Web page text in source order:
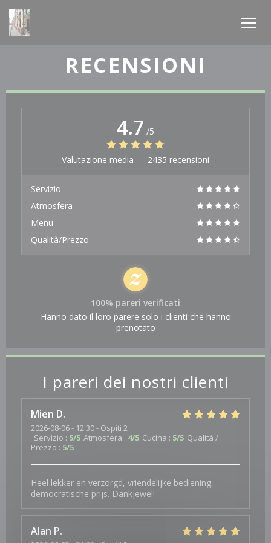
Personalizzazione delle tue scelte sui cookie
RECENSIONI
I pareri dei nostri clienti
Mien D
2026-08-06- 12:30 - Ospiti 2
Servizio : 5/5 Atmosfera : 4/5 Cucina : 5/5 Qualità /
Prezzo : 5/5
Heel lekker en verzorgd, vriendelijke bediening,
democratische prijs. Dankjewel!
Alan P
4.7 /5
Valutazione media — 2435 recensioni
Servizio
Atmosfera
Menu
Qualità/Prezzo
100% pareri verificati
Hanno dato il loro parere solo i clienti che hanno
prenotato